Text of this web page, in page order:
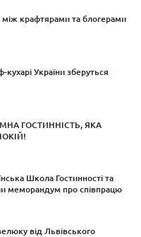
між крафтярами та блогерами
України зберуться
ГОСТИННІСТЬ, ЯКА
Школа Гостинності та
меморандум про співпрацю
від Львівського